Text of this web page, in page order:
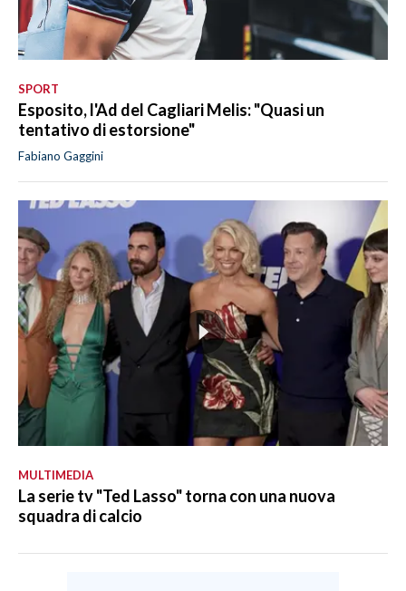
SPORT
Esposito, l'Ad del Cagliari Melis: "Quasi un
tentativo di estorsione"
Fabiano Gaggini
MULTIMEDIA
La serie tv "Ted Lasso" torna con una nuova
squadra di calcio